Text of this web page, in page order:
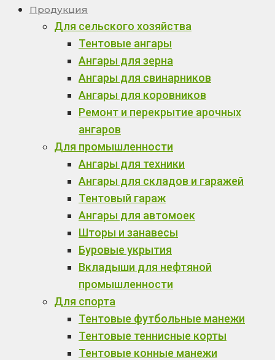
Продукция
Для сельского хозяйства
Тентовые ангары
Ангары для зерна
Ангары для свинарников
Ангары для коровников
Ремонт и перекрытие арочных
ангаров
Для промышленности
Ангары для техники
Ангары для складов и гаражей
Тентовый гараж
Ангары для автомоек
Шторы и занавесы
Буровые укрытия
Вкладыши для нефтяной
промышленности
Для спорта
Тентовые футбольные манежи
Тентовые теннисные корты
Тентовые конные манежи